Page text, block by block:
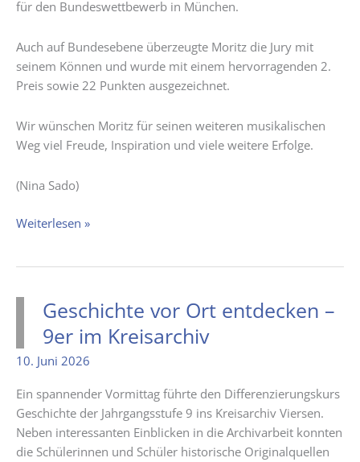
für den Bundeswettbewerb in München.
Auch auf Bundesebene überzeugte Moritz die Jury mit
seinem Können und wurde mit einem hervorragenden 2.
Preis sowie 22 Punkten ausgezeichnet.
Wir wünschen Moritz für seinen weiteren musikalischen
Weg viel Freude, Inspiration und viele weitere Erfolge.
(Nina Sado)
Herausragender
musiziert“
Weiterlesen »
Geschichte vor Ort entdecken –
9er im Kreisarchiv
10. Juni 2026
Ein spannender Vormittag führte den Differenzierungskurs
Geschichte der Jahrgangsstufe 9 ins Kreisarchiv Viersen.
Neben interessanten Einblicken in die Archivarbeit konnten
die Schülerinnen und Schüler historische Originalquellen